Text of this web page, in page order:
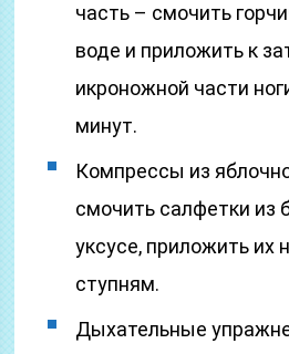
часть – смочить
воде и приложить к
икроножной части
минут.
Компрессы из
смочить салфетки из
уксусе, приложить их
ступням.
Дыхательные